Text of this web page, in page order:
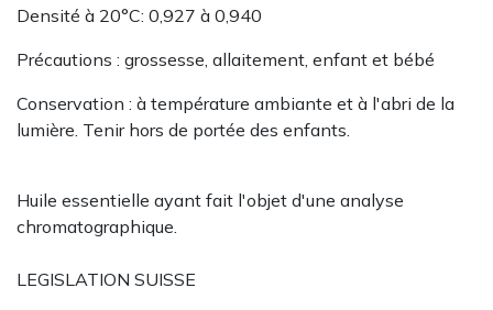
Densité à 20°C: 0,927 à 0,940
Précautions : grossesse, allaitement, enfant et bébé
Conservation : à température ambiante et à l'abri de la
lumière. Tenir hors de portée des enfants.
Huile essentielle ayant fait l'objet d'une analyse
chromatographique.
LEGISLATION SUISSE